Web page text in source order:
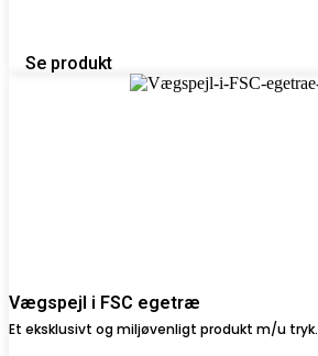
Se produkt
Vægspejl i FSC egetræ
Et eksklusivt og miljøvenligt produkt m/u tryk.